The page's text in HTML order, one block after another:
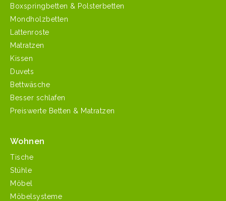
Boxspringbetten & Polsterbetten
Mondholzbetten
Lattenroste
Matratzen
Kissen
Duvets
Bettwäsche
Besser schlafen
Preiswerte Betten & Matratzen
Wohnen
Tische
Stühle
Möbel
Möbelsysteme